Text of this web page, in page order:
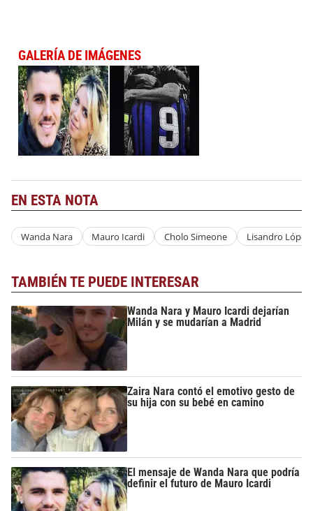
GALERÍA DE IMÁGENES
EN ESTA NOTA
Wanda Nara Mauro Icardi Cholo Simeone Lisandro López
TAMBIÉN TE PUEDE INTERESAR
Wanda Nara y Mauro Icardi dejarían
Milán y se mudarían a Madrid
Zaira Nara contó el emotivo gesto de
su hija con su bebé en camino
El mensaje de Wanda Nara que podría
definir el futuro de Mauro Icardi